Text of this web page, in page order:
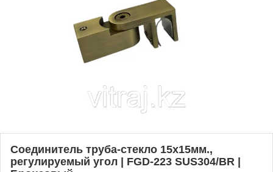
Соединитель труба-стекло 15х15мм.,
регулируемый угол | FGD-223 SUS304/BR |